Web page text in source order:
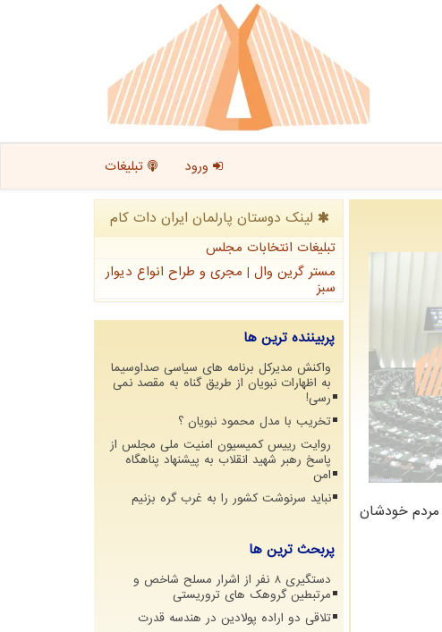
ورود تبلیغات
مردم خودشان
لینک دوستان پارلمان ایران دات كام
تبلیغات انتخابات مجلس
مستر گرین وال | مجری و طراح انواع دیوار
سبز
پربیننده ترین ها
واکنش مدیرکل برنامه های سیاسی صداوسیما
به اظهارات نبویان از طریق گناه به مقصد نمی
رسی!
تخریب با مدل محمود نبویان ؟
روایت رییس کمیسیون امنیت ملی مجلس از
پاسخ رهبر شهید انقلاب به پیشنهاد پناهگاه
امن
نباید سرنوشت کشور را به غرب گره بزنیم
پربحث ترین ها
دستگیری 8 نفر از اشرار مسلح شاخص و
مرتبطین گروهک های تروریستی
تلاقی دو اراده پولادین در هندسه قدرت